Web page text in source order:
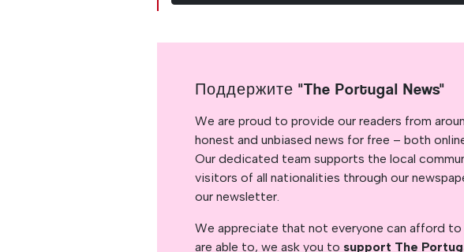
Поддержите "The Portugal News"
We are proud to provide our readers from
honest and unbiased news for free – both
Our dedicated team supports the local
visitors of all nationalities through our
our newsletter.
We appreciate that not everyone can afford
are able to, we ask you to support The